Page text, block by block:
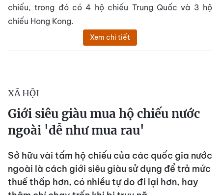
chiếu, trong đó có 4 hộ chiếu Trung Quốc và 3 hộ
chiếu Hong Kong.
Xem chi tiết
XÃ HỘI
Giới siêu giàu mua hộ chiếu nước
ngoài 'dễ như mua rau'
Sở hữu vài tấm hộ chiếu của các quốc gia nước
ngoài là cách giới siêu giàu sử dụng để trả mức
thuế thấp hơn, có nhiều tự do đi lại hơn, hay